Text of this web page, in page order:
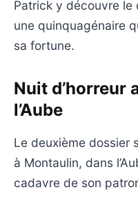
Patrick y découvre le
une quinquagénaire
sa fortune.
Nuit d’horreur
l’Aube
Le deuxième dossier
à Montaulin, dans
cadavre de son